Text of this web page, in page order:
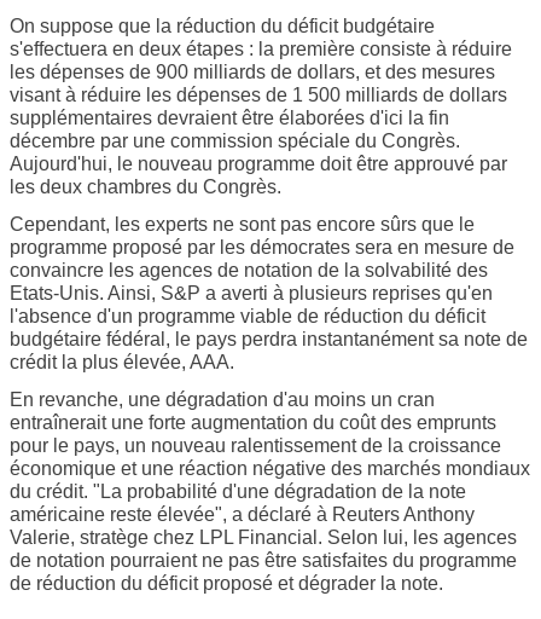
On suppose que la réduction du déficit budgétaire
s'effectuera en deux étapes : la première consiste à réduire
les dépenses de 900 milliards de dollars, et des mesures
visant à réduire les dépenses de 1 500 milliards de dollars
supplémentaires devraient être élaborées d'ici la fin
décembre par une commission spéciale du Congrès.
Aujourd'hui, le nouveau programme doit être approuvé par
les deux chambres du Congrès.
Cependant, les experts ne sont pas encore sûrs que le
programme proposé par les démocrates sera en mesure de
convaincre les agences de notation de la solvabilité des
Etats-Unis. Ainsi, S&P a averti à plusieurs reprises qu'en
l'absence d'un programme viable de réduction du déficit
budgétaire fédéral, le pays perdra instantanément sa note de
crédit la plus élevée, AAA.
En revanche, une dégradation d'au moins un cran
entraînerait une forte augmentation du coût des emprunts
pour le pays, un nouveau ralentissement de la croissance
économique et une réaction négative des marchés mondiaux
du crédit. "La probabilité d'une dégradation de la note
américaine reste élevée", a déclaré à Reuters Anthony
Valerie, stratège chez LPL Financial. Selon lui, les agences
de notation pourraient ne pas être satisfaites du programme
de réduction du déficit proposé et dégrader la note.